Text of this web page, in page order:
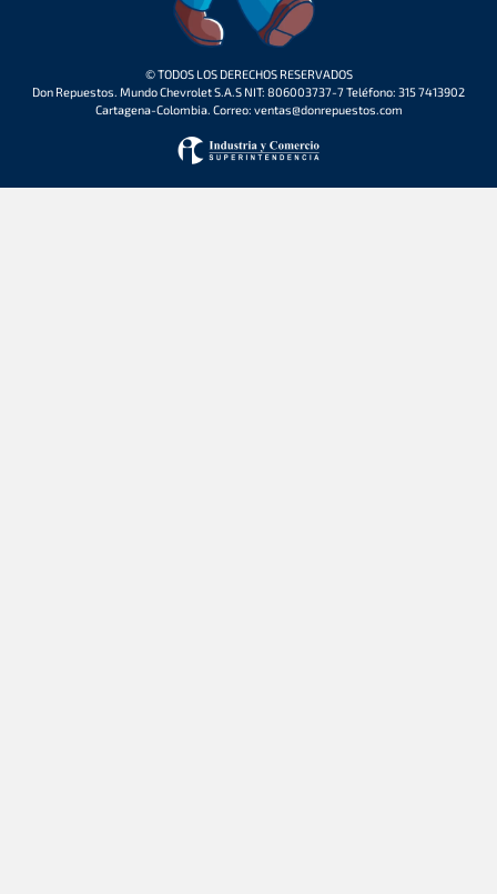
© TODOS LOS DERECHOS RESERVADOS
Don Repuestos. Mundo Chevrolet S.A.S NIT: 806003737-7 Teléfono: 315 7413902
Cartagena-Colombia. Correo: ventas@donrepuestos.com